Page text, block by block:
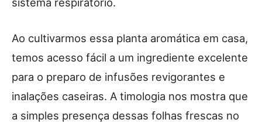
Ao cultivarmos essa planta aromática em casa,
temos acesso fácil a um ingrediente excelente
para o preparo de infusões revigorantes e
inalações caseiras. A timologia nos mostra que
a simples presença dessas folhas frescas no